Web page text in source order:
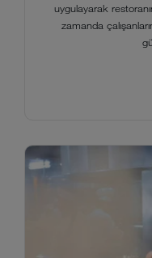
uygulayarak
zamanda